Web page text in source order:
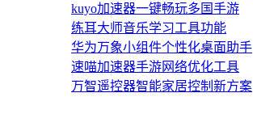
kuyo加速器一键畅玩多国手游
练耳大师音乐学习工具功能
华为万象小组件个性化桌面助手
速喵加速器手游网络优化工具
万智遥控器智能家居控制新方案